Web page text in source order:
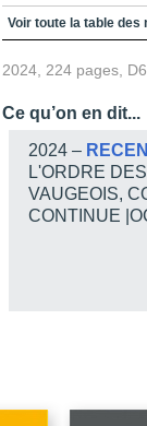
Remerciements
Liste des abréviations
Introduction
De la croissance aux
développement local
Voir toute la table des
2024, 224 pages,
Ce qu’on en dit...
2024 –
L'ORDRE
VAUGEOIS,
CONTINUE